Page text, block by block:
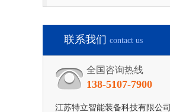
联系我们 contact us
全国咨询热线
138-5107-7900
江苏特立智能装备科技有限公司